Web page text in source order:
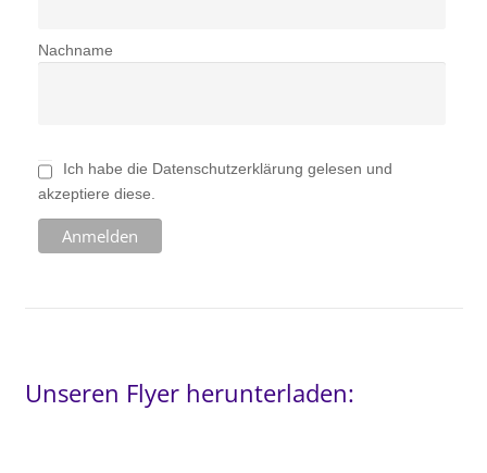
Nachname
Ich habe die Datenschutzerklärung gelesen und
akzeptiere diese.
Unseren Flyer herunterladen: